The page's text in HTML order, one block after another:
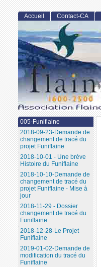
Accueil Contact-CA
005-Funiflaine
2018-09-23-Demande de
changement de tracé du
projet Funiflaine
2018-10-01 - Une brève
Histoire du Funiflaine
2018-10-10-Demande de
changement de tracé du
projet Funiflaine - Mise à
jour
2018-11-29 - Dossier
changement de tracé du
Funiflaine
2018-12-28-Le Projet
Funiflaine
2019-01-02-Demande de
modification du tracé du
Funiflaine